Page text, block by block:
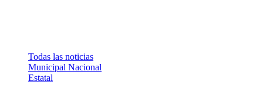
Todas las noticias
Municipal Nacional
Estatal